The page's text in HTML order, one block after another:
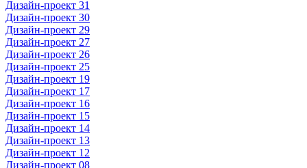
Дизайн-проект 31
Дизайн-проект 30
Дизайн-проект 29
Дизайн-проект 27
Дизайн-проект 26
Дизайн-проект 25
Дизайн-проект 19
Дизайн-проект 17
Дизайн-проект 16
Дизайн-проект 15
Дизайн-проект 14
Дизайн-проект 13
Дизайн-проект 12
Дизайн-проект 08